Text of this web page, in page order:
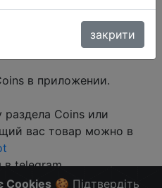
магазину
в приложении.
Coins или
вас товар можно в
telegram
Cookies 🍪 Підтвердіть
закрити